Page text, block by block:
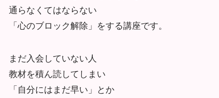
通らなくてはならない
「心のブロック解除」をする講座です。
まだ入会していない人
教材を積ん読してしまい
「自分にはまだ早い」とか